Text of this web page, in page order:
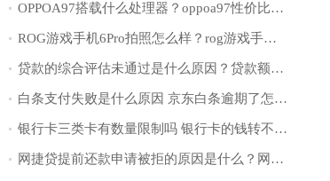
OPPOA97搭载什么处理器？oppoa97性价比怎么样？
ROG游戏手机6Pro拍照怎么样？rog游戏手机6的充电器在哪买？
贷款的综合评估未通过是什么原因？贷款额度出来了一般能不能通过？
白条支付失败是什么原因 京东白条逾期了怎么协商延期还款
银行卡三类卡有数量限制吗 银行卡的钱转不出来是怎么回事
网捷贷提前还款申请被拒的原因是什么？网捷贷有额度为什么审核不通过？